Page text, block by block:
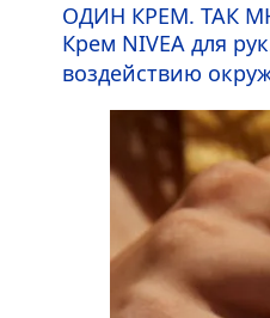
ОДИН КРЕМ. ТАК
Крем NIVEA для
воздействию